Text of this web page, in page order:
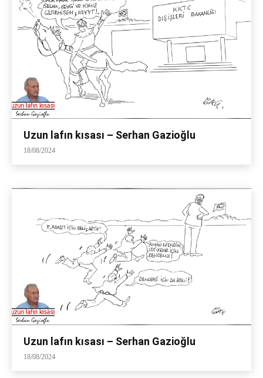
Uzun lafın kısası – Serhan Gazioğlu
18/08/2024
Uzun lafın kısası – Serhan Gazioğlu
18/08/2024